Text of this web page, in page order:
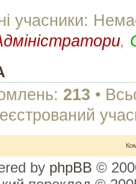
учасники:
,
213 •
by phpBB ©